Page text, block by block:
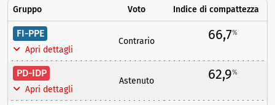
Gruppo Voto Indice di compattezza
FI-PPE
Apri dettagli
Contrario 66,7%
PD-IDP
Apri dettagli
Astenuto 62,9%